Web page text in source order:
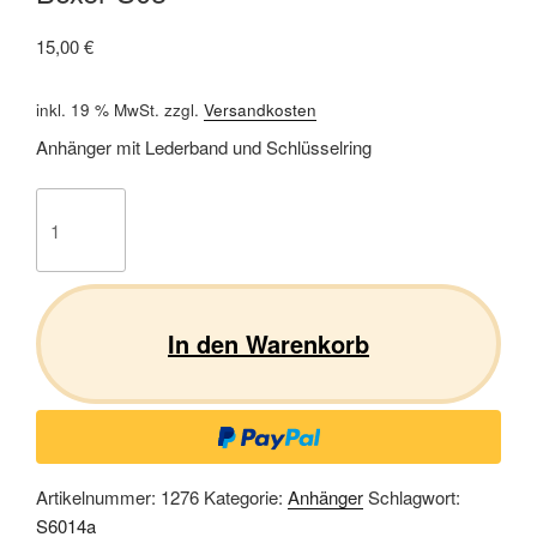
15,00€
inkl. 19 % MwSt. zzgl. Versandkosten
Anhänger mit Lederband und Schlüsselring
S03
In den Warenkorb
Artikelnummer: 1276 Kategorie: AnhängerSchlagwort:
S6014a